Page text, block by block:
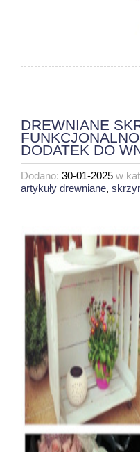
DREWNIANE
DODATEK DO
Dodano: 30-01-2025 w
artykuły drewniane,